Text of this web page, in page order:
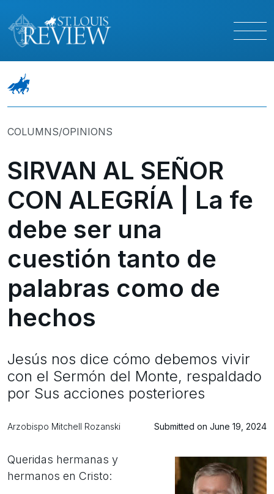
COLUMNS/OPINIONS
SIRVAN AL SEÑOR
CON ALEGRÍA | La fe
debe ser una
cuestión tanto de
palabras como de
hechos
Jesús nos dice cómo debemos vivir
con el Sermón del Monte, respaldado
por Sus acciones posteriores
Arzobispo Mitchell Rozanski Submitted on June 19, 2024
Queridas hermanas y
hermanos en Cristo: